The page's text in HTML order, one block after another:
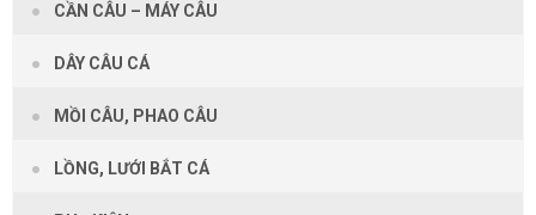
CẦN CÂU – MÁY CÂU
DÂY CÂU CÁ
MỒI CÂU, PHAO CÂU
LỒNG, LƯỚI BẮT CÁ